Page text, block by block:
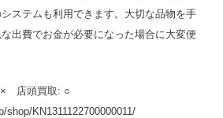
ステムも利用できます。大切な品物を手
出費でお金が必要になった場合に大変便
店頭買取: ○
KN1311122700000011/